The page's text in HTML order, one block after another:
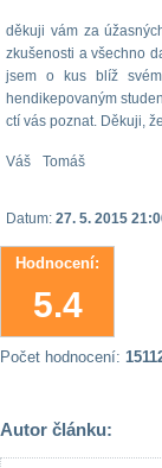
děkuji vám za
zkušenosti a všechno
jsem o kus blíž
hendikepovaným
ctí vás poznat. Děkuji,
Váš Tomáš
Datum: 27. 5. 2015
Hodnocení:
5.4
Počet hodnocení:
Autor článku: